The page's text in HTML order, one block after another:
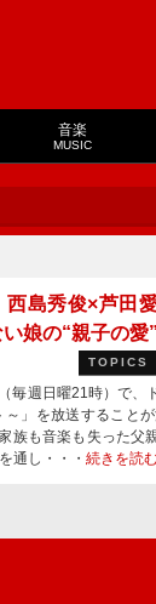
音楽
MUSIC
島秀俊×芦田
娘の“親子の愛
TOPICS
毎週日曜21時）で、
～」を放送するこ
族も音楽も失った父
通し・・・ 続きを読